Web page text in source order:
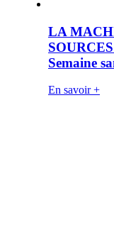
LA
Semaine
En savoir +